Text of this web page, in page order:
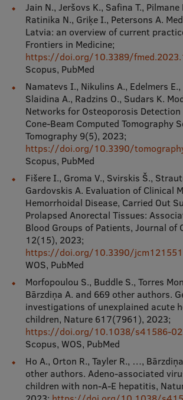
Jain N., Jeršovs K., Safina T., Pilmane
Ratinika N., Griķe I., Petersons A.
Latvia: an overview of current
Frontiers in Medicine;
https://doi.org/10.3389/
Scopus, PubMed
Namatevs I., Nikulins A., Edelmers E.,
Slaidina A., Radzins O., Sudars K.
Networks for Osteoporosis
Cone-Beam Computed Tomography
Tomography 9(5), 2023;
https://doi.org/10.3390/
Scopus, PubMed
Fišere I., Groma V., Svirskis Š.,
Gardovskis A. Evaluation of Clinical
Hemorrhoidal Disease, Carried Out
Prolapsed Anorectal Tissues:
Blood Groups of Patients, Journal of
12(15), 2023;
https://doi.org/10.3390/
WOS, PubMed
Morfopoulou S., Buddle S., Torres
Bārzdiņa A. and 669 other authors.
investigations of unexplained acute
children, Nature 617(7961), 2023;
https://doi.org/10.1038/s41586-
Scopus, WOS, PubMed
Ho A., Orton R., Tayler R., …,
other authors. Adeno-associated
children with non-A-E hepatitis,